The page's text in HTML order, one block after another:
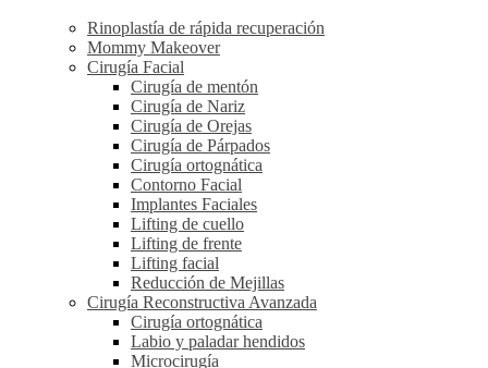
Rinoplastía de rápida recuperación
Mommy Makeover
Cirugía Facial
Cirugía de mentón
Cirugía de Nariz
Cirugía de Orejas
Cirugía de Párpados
Cirugía ortognática
Contorno Facial
Implantes Faciales
Lifting de cuello
Lifting de frente
Lifting facial
Reducción de Mejillas
Cirugía Reconstructiva Avanzada
Cirugía ortognática
Labio y paladar hendidos
Microcirugía